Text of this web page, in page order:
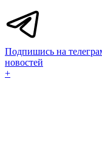
Подпишись на
новостей
+